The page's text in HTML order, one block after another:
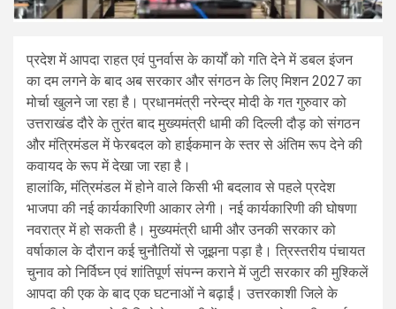
प्रदेश में आपदा राहत एवं पुनर्वास के कार्यों को गति देने में डबल इंजन
का दम लगने के बाद अब सरकार और संगठन के लिए मिशन 2027 का
मोर्चा खुलने जा रहा है। प्रधानमंत्री नरेन्द्र मोदी के गत गुरुवार को
उत्तराखंड दौरे के तुरंत बाद मुख्यमंत्री धामी की दिल्ली दौड़ को संगठन
और मंत्रिमंडल में फेरबदल को हाईकमान के स्तर से अंतिम रूप देने की
कवायद के रूप में देखा जा रहा है।
हालांकि, मंत्रिमंडल में होने वाले किसी भी बदलाव से पहले प्रदेश
भाजपा की नई कार्यकारिणी आकार लेगी। नई कार्यकारिणी की घोषणा
नवरात्र में हो सकती है। मुख्यमंत्री धामी और उनकी सरकार को
वर्षाकाल के दौरान कई चुनौतियों से जूझना पड़ा है। त्रिस्तरीय पंचायत
चुनाव को निर्विघ्न एवं शांतिपूर्ण संपन्न कराने में जुटी सरकार की मुश्किलें
आपदा की एक के बाद एक घटनाओं ने बढ़ाईं। उत्तरकाशी जिले के